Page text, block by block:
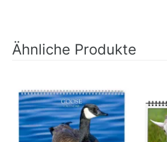
Ähnliche Produkte